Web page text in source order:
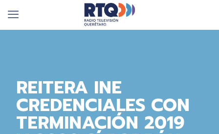
REITERA INE
CREDENCIALES CON
TERMINACIÓN 2019